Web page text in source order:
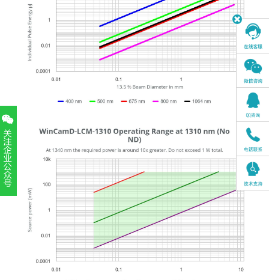
扫一扫，关注官方账号
010-52867771